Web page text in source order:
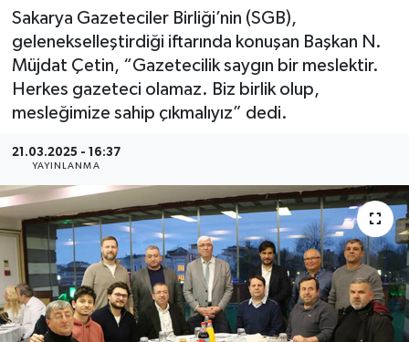
Sakarya Gazeteciler Birliği’nin (SGB),
gelenekselleştirdiği iftarında konuşan Başkan N.
Müjdat Çetin, “Gazetecilik saygın bir meslektir.
Herkes gazeteci olamaz. Biz birlik olup,
mesleğimize sahip çıkmalıyız” dedi.
21.03.2025 - 16:37
YAYINLANMA
Son Dakika Haberleri
Haber Arşivi